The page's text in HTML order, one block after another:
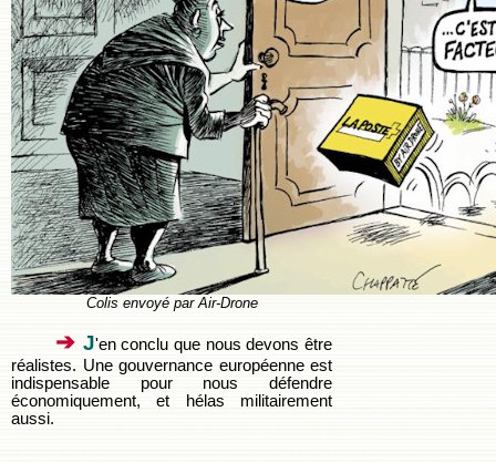
Colis envoyé par Air-Drone
➔ J'en conclu que nous devons être
réalistes. Une gouvernance européenne est
indispensable pour nous défendre
économiquement, et hélas militairement
aussi.